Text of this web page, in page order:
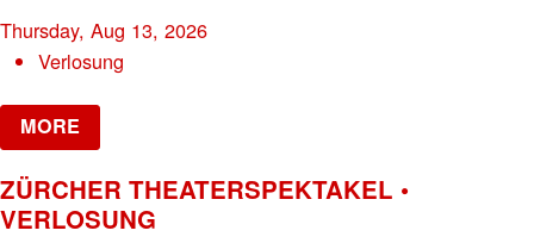
Thursday, Aug 13, 2026
Verlosung
MORE
ZÜRCHER THEATERSPEKTAKEL •
VERLOSUNG